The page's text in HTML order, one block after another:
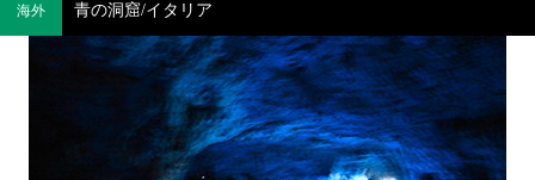
海外 青の洞窟/イタリア